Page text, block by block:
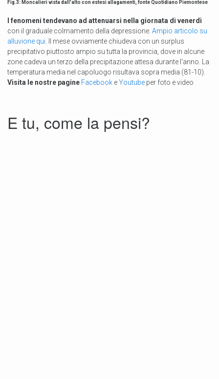
Fig.3: Moncalieri vista dall'alto con estesi allagamenti, fonte Quotidiano Piemontese
I fenomeni tendevano ad attenuarsi nella giornata di venerdì
con il graduale colmamento della depressione. Ampio articolo su
alluvione qui. Il mese ovviamente chiudeva con un surplus
precipitativo piuttosto ampio su tutta la provincia, dove in alcune
zone cadeva un terzo della precipitazione attesa durante l'anno. La
temperatura media nel capoluogo risultava sopra media (81-10).
Visita le nostre pagine Facebook eYoutube per foto e video
E tu, come la pensi?